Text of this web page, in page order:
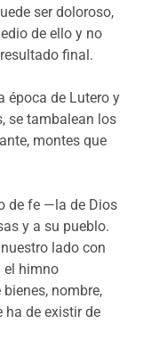
ser doloroso,
de ello y no
final.
época de Lutero y
se tambalean los
montes que
de fe —la de Dios
y a su pueblo.
lado con
el himno
nombre,
ha de existir de